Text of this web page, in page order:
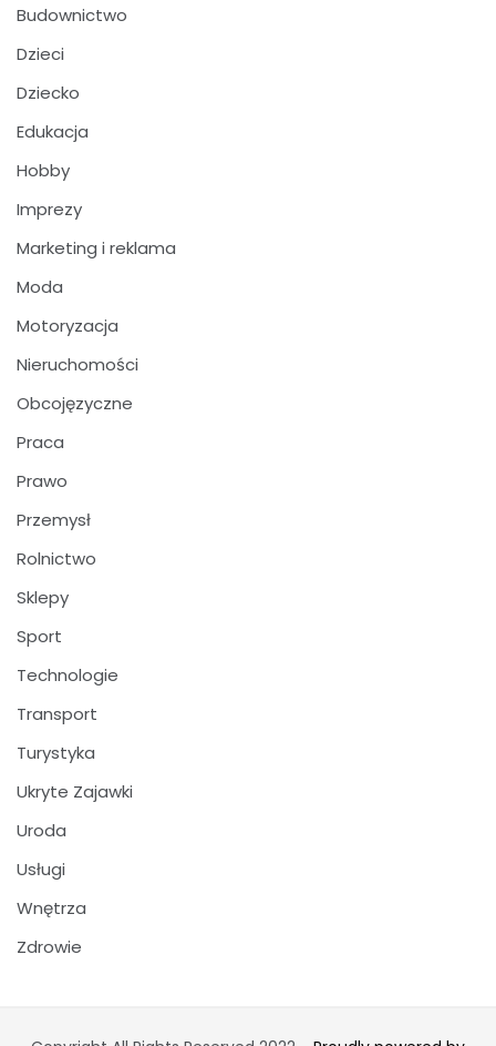
Budownictwo
Dzieci
Dziecko
Edukacja
Hobby
Imprezy
Marketing i reklama
Moda
Motoryzacja
Nieruchomości
Obcojęzyczne
Praca
Prawo
Przemysł
Rolnictwo
Sklepy
Sport
Technologie
Transport
Turystyka
Ukryte Zajawki
Uroda
Usługi
Wnętrza
Zdrowie